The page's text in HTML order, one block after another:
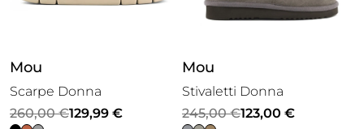
Mou
Scarpe Donna
260,00€
Il
129,99 €
Il
Mou
Stivaletti Donna
245,00€
Il
123,00 €
Il